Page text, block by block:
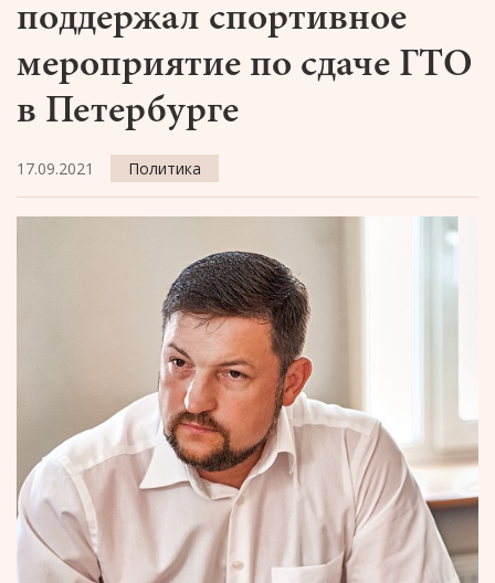
поддержал спортивное
мероприятие по сдаче ГТО
в Петербурге
17.09.2021 Политика